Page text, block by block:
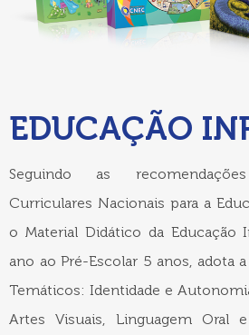
EDUCAÇÃO
Seguindo as
Curriculares Nacionais para a
o Material Didático da Educação
ano ao Pré-Escolar 5 anos, adota
Temáticos: Identidade e
Artes Visuais, Linguagem Oral